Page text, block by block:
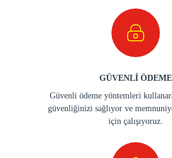
GÜVENLİ ÖDEME
Güvenli ödeme yöntemleri
güvenliğinizi sağlıyor ve
için çalışıyoruz.